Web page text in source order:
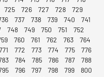
725 726 727 728
729
737 738 739 740
741
748 749 750 751
752
760 761 762 763
764
772 773 774 775
776
784 785 786 787
788
796 797 798 799
800